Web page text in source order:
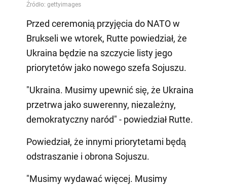
Przed ceremonią przyjęcia do NATO w
Brukseli we wtorek, Rutte powiedział, że
Ukraina będzie na szczycie listy jego
priorytetów jako nowego szefa Sojuszu.
"Ukraina. Musimy upewnić się, że Ukraina
przetrwa jako suwerenny, niezależny,
demokratyczny naród" - powiedział Rutte.
Powiedział, że innymi priorytetami będą
odstraszanie i obrona Sojuszu.
"Musimy wydawać więcej. Musimy